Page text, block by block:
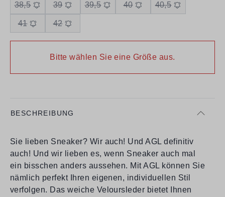
38,5 39 39,5 40 40,5
41 42
Bitte wählen Sie eine Größe aus.
BESCHREIBUNG
Sie lieben Sneaker? Wir auch! Und AGL definitiv
auch! Und wir lieben es, wenn Sneaker auch mal
ein bisschen anders aussehen. Mit AGL können Sie
nämlich perfekt Ihren eigenen, individuellen Stil
verfolgen. Das weiche Veloursleder bietet Ihnen